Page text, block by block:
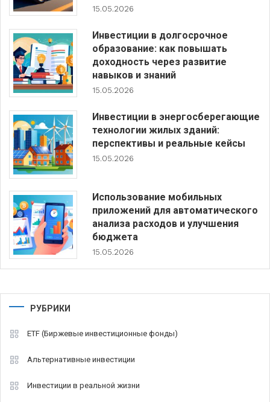
15.05.2026
Инвестиции в долгосрочное
образование: как повышать
доходность через развитие
навыков и знаний
15.05.2026
Инвестиции в энергосберегающие
технологии жилых зданий:
перспективы и реальные кейсы
15.05.2026
Использование мобильных
приложений для автоматического
анализа расходов и улучшения
бюджета
15.05.2026
РУБРИКИ
ETF (Биржевые инвестиционные фонды)
Альтернативные инвестиции
Инвестиции в реальной жизни